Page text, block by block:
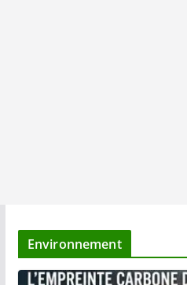
Environnement